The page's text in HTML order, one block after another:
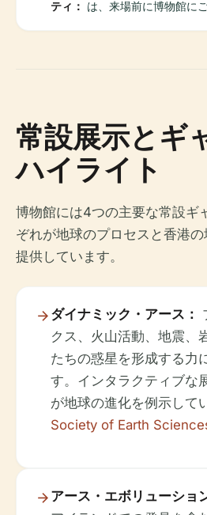
ティ： は、来場前に博物館に
常設展示とギ
ハイライト
博物館には4つの主要な常設ギ
ぞれが地球のプロセスと香港
提供しています。
ダイナミック・アース：
クス、火山活動、地震、
たちの惑星を形成する力
す。インタラクティブな
が地球の進化を例示して
Society of Earth
アース・エボリューショ